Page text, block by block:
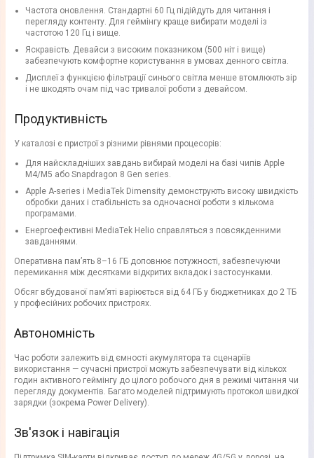
Частота оновлення. Стандартні 60 Гц підійдуть для читання і
перегляду контенту. Для геймінгу краще вибирати моделі із
частотою 120 Гц і вище.
Яскравість. Девайси з високим показником (500 ніт і вище)
забезпечують комфортне користування в умовах денного світла.
Дисплеї з функцією фільтрації синього світла менше втомлюють зір
і не шкодять очам під час тривалої роботи з девайсом.
Продуктивність
У каталозі є пристрої з різними рівнями процесорів:
Для найскладніших завдань вибирай моделі на базі чипів Apple
M4/M5 або Snapdragon 8 Gen series.
Apple A-series і MediaTek Dimensity демонструють високу швидкість
обробки даних і стабільність за одночасної роботи з кількома
програмами.
Енергоефективні MediaTek Helio справляться з повсякденними
завданнями.
Оперативна памʼять 8–16 ГБ доповнює потужності, забезпечуючи
перемикання між десятками відкритих вкладок і застосунками.
Обсяг вбудованої памʼяті варіюється від 64 ГБ у бюджетниках до 2 ТБ
у професійних робочих пристроях.
Автономність
Час роботи залежить від ємності акумулятора та сценаріїв
використання — сучасні пристрої можуть забезпечувати від кількох
годин активного геймінгу до цілого робочого дня в режимі читання чи
перегляду документів. Багато моделей підтримують протокол швидкої
зарядки (зокрема Power Delivery).
Зв'язок і навігація